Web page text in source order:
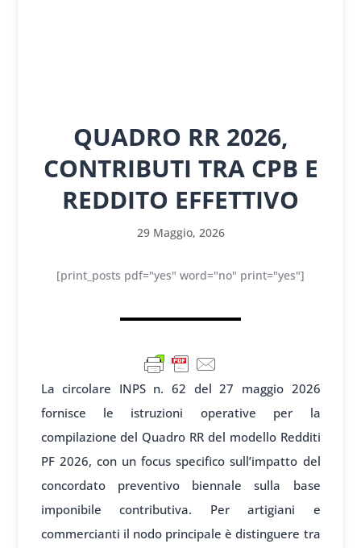
QUADRO RR 2026,
CONTRIBUTI TRA CPB E
REDDITO EFFETTIVO
29 Maggio, 2026
[print_posts pdf="yes" word="no" print="yes"]
La circolare INPS n. 62 del 27 maggio 2026
fornisce le istruzioni operative per la
compilazione del Quadro RR del modello Redditi
PF 2026, con un focus specifico sull’impatto del
concordato preventivo biennale sulla base
imponibile contributiva. Per artigiani e
commercianti il nodo principale è distinguere tra